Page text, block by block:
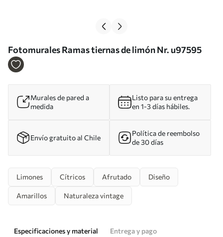
Fotomurales Ramas tiernas de limón Nr. u97595
Murales de pared a
medida
Listo para su entrega
en 1-3 días hábiles.
Envío gratuito al Chile
Política de reembolso
de 30 días
Limones Cítricos Afrutado Diseño
Amarillos Naturaleza vintage
Especificaciones y material
Entrega y pago